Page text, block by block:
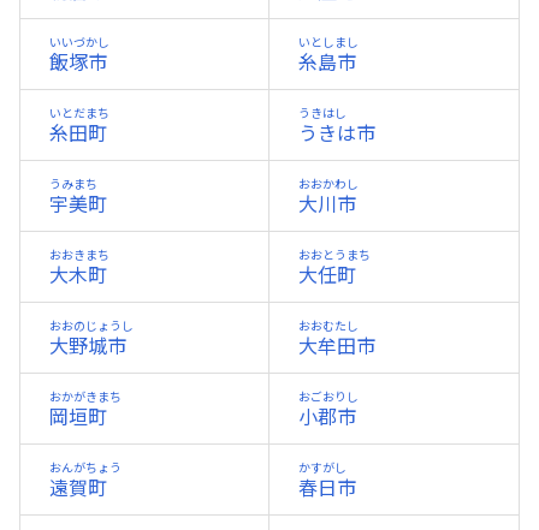
飯塚市
いいづかし
糸島市
いとしまし
糸田町
いとだまち
うきは市
うきはし
宇美町
うみまち
大川市
おおかわし
大木町
おおきまち
大任町
おおとうまち
大野城市
おおのじょうし
大牟田市
おおむたし
岡垣町
おかがきまち
小郡市
おごおりし
遠賀町
おんがちょう
春日市
かすがし